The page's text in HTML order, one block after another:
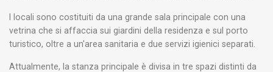
I locali sono costituiti da una grande sala principale con una
vetrina che si affaccia sui giardini della residenza e sul porto
turistico, oltre a un'area sanitaria e due servizi igienici separati.
Attualmente, la stanza principale è divisa in tre spazi distinti da